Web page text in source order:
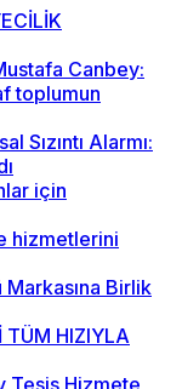
Canbey:
toplumun
Sızıntı Alarmı:
için
hizmetlerini
Markasına Birlik
TÜM HIZIYLA
Tesis Hizmete